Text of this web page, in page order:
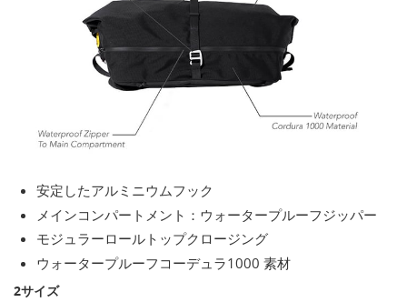
安定したアルミニウムフック
メインコンパートメント：ウォータープルーフジッパー
モジュラーロールトップクロージング
ウォータープルーフコーデュラ1000 素材
2サイズ